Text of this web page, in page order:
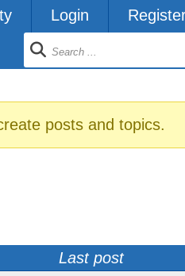
Login
posts and topics.
Last post